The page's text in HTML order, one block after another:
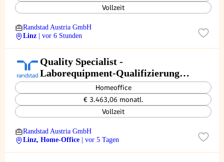
Vollzeit
Randstad Austria GmbH
Linz
| vor 6 Stunden
Quality Specialist -
Laborequipment-Qualifizierung
(w/m/d)
Homeoffice
€ 3.463,06 monatl.
Vollzeit
Randstad Austria GmbH
Linz, Home-Office
| vor 5 Tagen